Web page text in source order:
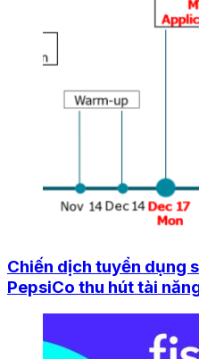
Chiến dịch tuyển dụng
PepsiCo thu hút tài